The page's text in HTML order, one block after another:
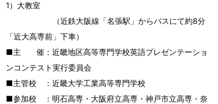
1）大教室
（近鉄大阪線「名張駅」からバスにて約8分
「近大高専前」下車）
■主 催：近畿地区高等専門学校英語プレゼンテーショ
ンコンテスト実行委員会
■主管校 ：近畿大学工業高等専門学校
■参加校 ：明石高専・大阪府立高専・神戸市立高専・奈